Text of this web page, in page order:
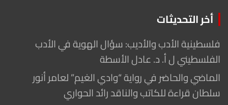
أخر التحديثات
فلسطينية الأدب والأديب: سؤال الهوية في الأدب
الفلسطيني ل أ. د. عادل الأسطة
الماضي والحاضر في رواية “وادي الغيم” لعامر أنور
سلطان قراءة للكاتب والناقد رائد الحواري